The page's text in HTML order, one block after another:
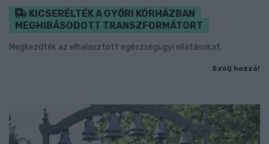
KICSERÉLTÉK A GYŐRI KÓRHÁZBAN
MEGHIBÁSODOTT TRANSZFORMÁTORT
Megkezdték az elhalasztott egészségügyi ellátásokat.
Szólj hozzá!